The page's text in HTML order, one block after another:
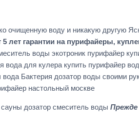
очищенную воду и никакую другую
гарантии на пурифайеры,
воды экотроник пурифайер
для кулера купить пурифайер
вода Бактерия дозатор воды своими
настольный москве
дозатор смеситель воды Прежде